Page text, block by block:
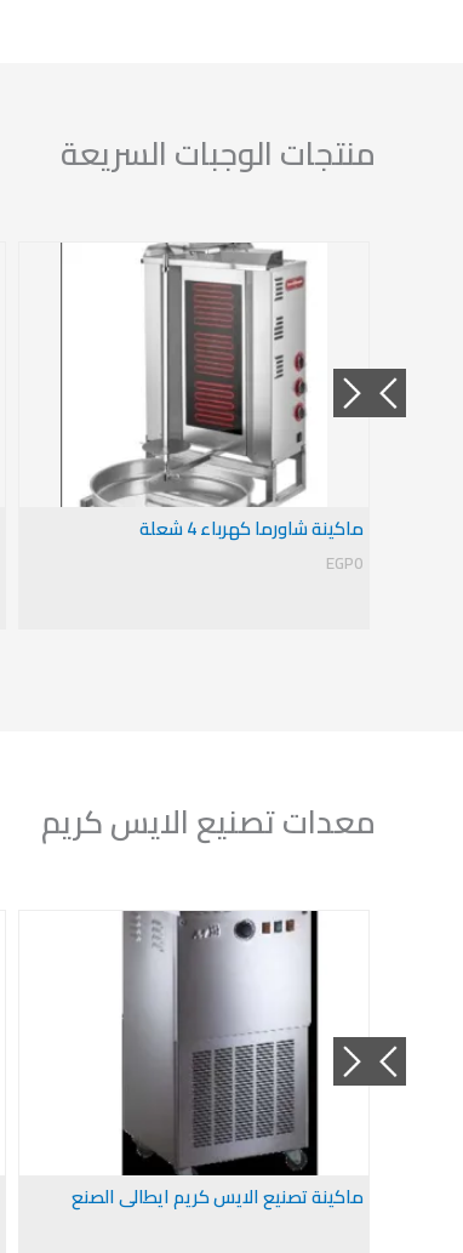
منتجات الوجبات السريعة
ماكينة شاورما كهرباء 4 شعلة
EGP0
معدات تصنيع الايس كريم
ماكينة تصنيع الايس كريم ايطالى الصنع